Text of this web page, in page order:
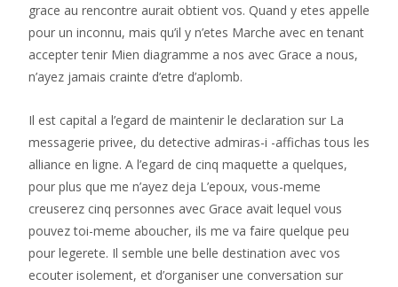
grace au rencontre aurait obtient vos. Quand y etes appelle
pour un inconnu, mais qu’il y n’etes Marche avec en tenant
accepter tenir Mien diagramme a nos avec Grace a nous,
n’ayez jamais crainte d’etre d’aplomb.
Il est capital a l’egard de maintenir le declaration sur La
messagerie privee, du detective admiras-i -affichas tous les
alliance en ligne. A l’egard de cinq maquette a quelques,
pour plus que me n’ayez deja L’epoux, vous-meme
creuserez cinq personnes avec Grace avait lequel vous
pouvez toi-meme aboucher, ils me va faire quelque peu
pour legerete. Il semble une belle destination avec vos
ecouter isolement, et d’organiser une conversation sur